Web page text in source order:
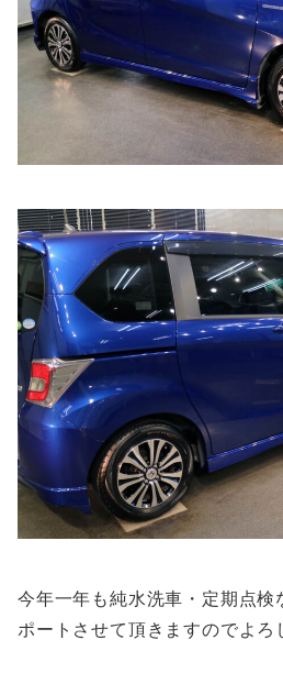
今年一年も純水洗車・定期点検
ポートさせて頂きますのでよろ